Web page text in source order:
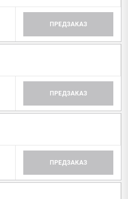
ПРЕДЗАКАЗ
ПРЕДЗАКАЗ
ПРЕДЗАКАЗ